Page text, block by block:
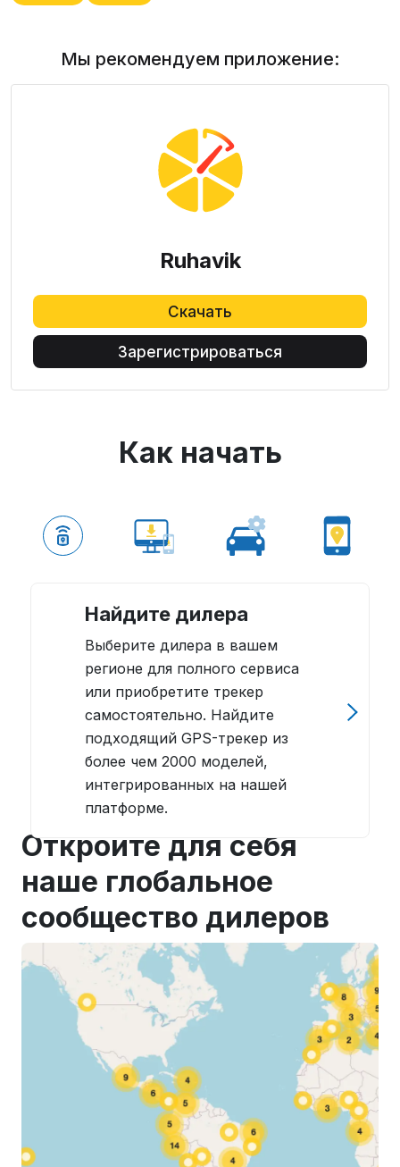
Мы рекомендуем приложение:
Ruhavik
Скачать
Зарегистрироваться
Как начать
Найдите дилера
Выберите дилера в вашем
регионе для полного сервиса
или приобретите трекер
самостоятельно. Найдите
подходящий GPS-трекер из
более чем 2000 моделей,
интегрированных на нашей
платформе.
Откройте для себя
наше глобальное
сообщество дилеров